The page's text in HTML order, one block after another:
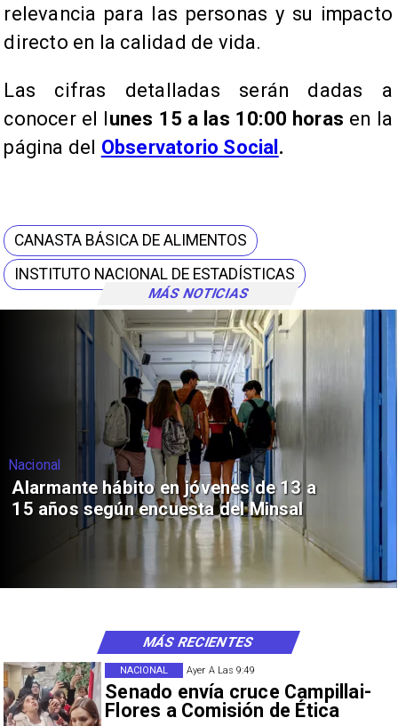
MÁS NOTICIAS
relevancia para las personas y su impacto
directo en la calidad de vida.
Las cifras detalladas serán dadas a
conocer el l unes 15 a las 10:00 horas en la
página del Observatorio Social .
CANASTA BÁSICA DE ALIMENTOS
INSTITUTO NACIONAL DE ESTADÍSTICAS
Nacional
Alarmante hábito en jóvenes de 13 a
15 años según encuesta del Minsal
Ayer A Las 9:49
Senado envía cruce Campillai-
Flores a Comisión de Ética
NACIONAL
MÁS RECIENTES